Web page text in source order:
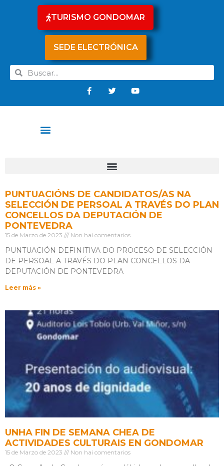
TURISMO GONDOMAR
SEDE ELECTRÓNICA
PUNTUACIÓNS DE CANDIDATOS/AS NA
SELECCIÓN DE PERSOAL A TRAVÉS DO PLAN
CONCELLOS DA DEPUTACIÓN DE
PONTEVEDRA
15 de Marzo de 2023 Non hai comentarios
PUNTUACIÓN DEFINITIVA DO PROCESO DE SELECCIÓN
DE PERSOAL A TRAVÉS DO PLAN CONCELLOS DA
DEPUTACIÓN DE PONTEVEDRA
Leer más »
UNHA FIN DE SEMANA CHEA DE
ACTIVIDADES CULTURAIS EN GONDOMAR
15 de Marzo de 2023 Non hai comentarios